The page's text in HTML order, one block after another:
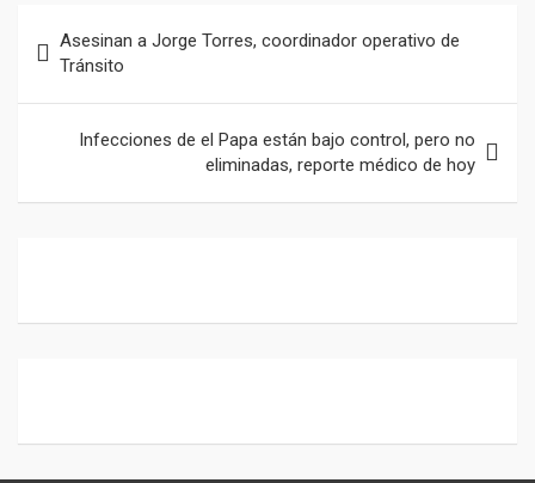
o
o
k
A
p
a
m
de
entradas
Asesinan a Jorge Torres, coordinador operativo de
Tránsito
Infecciones de el Papa están bajo control, pero no
eliminadas, reporte médico de hoy